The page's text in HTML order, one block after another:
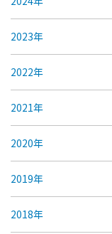
2023年
2022年
2021年
2020年
2019年
2018年